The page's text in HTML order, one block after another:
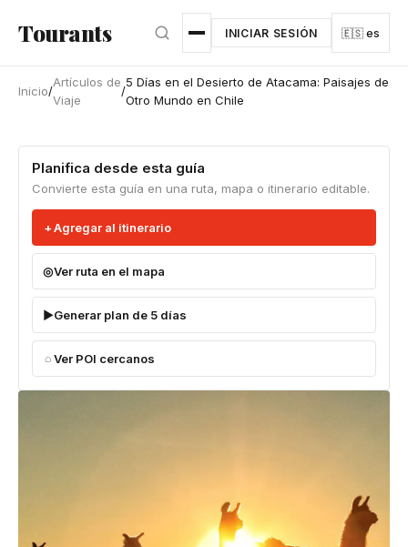
Tourants INICIAR SESIÓN 🇪🇸 es
Inicio/
Artículos de
Viaje
/
5 Días en el Desierto de Atacama: Paisajes de
Otro Mundo en Chile
Planifica desde esta guía
Convierte esta guía en una ruta, mapa o itinerario editable.
Agregar al itinerario
Ver ruta en el mapa
Generar plan de 5 días
Ver POI cercanos